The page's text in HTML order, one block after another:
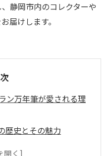
静岡市内のコレクターや
届けします。
ン万年筆が愛される理
歴史とその魅力
モンブランの特長